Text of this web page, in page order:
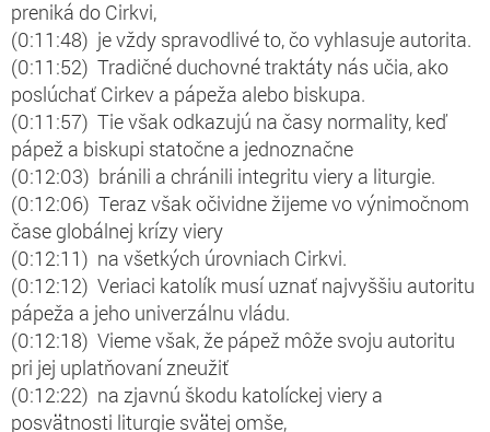
preniká do Cirkvi,
(0:11:48) je vždy spravodlivé to, čo vyhlasuje autorita.
(0:11:52) Tradičné duchovné traktáty nás učia, ako
poslúchať Cirkev a pápeža alebo biskupa.
(0:11:57) Tie však odkazujú na časy normality, keď
pápež a biskupi statočne a jednoznačne
(0:12:03) bránili a chránili integritu viery a liturgie.
(0:12:06) Teraz však očividne žijeme vo výnimočnom
čase globálnej krízy viery
(0:12:11) na všetkých úrovniach Cirkvi.
(0:12:12) Veriaci katolík musí uznať najvyššiu autoritu
pápeža a jeho univerzálnu vládu.
(0:12:18) Vieme však, že pápež môže svoju autoritu
pri jej uplatňovaní zneužiť
(0:12:22) na zjavnú škodu katolíckej viery a
posvätnosti liturgie svätej omše,